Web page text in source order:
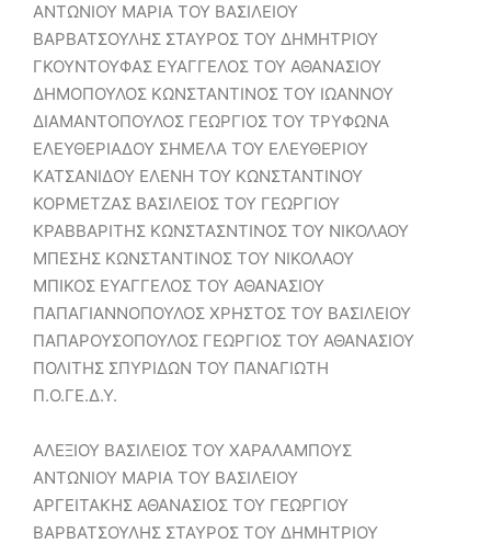
ΑΝΤΩΝΙΟΥ ΜΑΡΙΑ ΤΟΥ ΒΑΣΙΛΕΙΟΥ
ΒΑΡΒΑΤΣΟΥΛΗΣ ΣΤΑΥΡΟΣ ΤΟΥ ΔΗΜΗΤΡΙΟΥ
ΓΚΟΥΝΤΟΥΦΑΣ ΕΥΑΓΓΕΛΟΣ ΤΟΥ ΑΘΑΝΑΣΙΟΥ
ΔΗΜΟΠΟΥΛΟΣ ΚΩΝΣΤΑΝΤΙΝΟΣ ΤΟΥ ΙΩΑΝΝΟΥ
ΔΙΑΜΑΝΤΟΠΟΥΛΟΣ ΓΕΩΡΓΙΟΣ ΤΟΥ ΤΡΥΦΩΝΑ
ΕΛΕΥΘΕΡΙΑΔΟΥ ΣΗΜΕΛΑ ΤΟΥ ΕΛΕΥΘΕΡΙΟΥ
ΚΑΤΣΑΝΙΔΟΥ ΕΛΕΝΗ ΤΟΥ ΚΩΝΣΤΑΝΤΙΝΟΥ
ΚΟΡΜΕΤΖΑΣ ΒΑΣΙΛΕΙΟΣ ΤΟΥ ΓΕΩΡΓΙΟΥ
ΚΡΑΒΒΑΡΙΤΗΣ ΚΩΝΣΤΑΣΝΤΙΝΟΣ ΤΟΥ ΝΙΚΟΛΑΟΥ
ΜΠΕΣΗΣ ΚΩΝΣΤΑΝΤΙΝΟΣ ΤΟΥ ΝΙΚΟΛΑΟΥ
ΜΠΙΚΟΣ ΕΥΑΓΓΕΛΟΣ ΤΟΥ ΑΘΑΝΑΣΙΟΥ
ΠΑΠΑΓΙΑΝΝΟΠΟΥΛΟΣ ΧΡΗΣΤΟΣ ΤΟΥ ΒΑΣΙΛΕΙΟΥ
ΠΑΠΑΡΟΥΣΟΠΟΥΛΟΣ ΓΕΩΡΓΙΟΣ ΤΟΥ ΑΘΑΝΑΣΙΟΥ
ΠΟΛΙΤΗΣ ΣΠΥΡΙΔΩΝ ΤΟΥ ΠΑΝΑΓΙΩΤΗ
Π.Ο.ΓΕ.Δ.Υ.
ΑΛΕΞΙΟΥ ΒΑΣΙΛΕΙΟΣ ΤΟΥ ΧΑΡΑΛΑΜΠΟΥΣ
ΑΝΤΩΝΙΟΥ ΜΑΡΙΑ ΤΟΥ ΒΑΣΙΛΕΙΟΥ
ΑΡΓΕΙΤΑΚΗΣ ΑΘΑΝΑΣΙΟΣ ΤΟΥ ΓΕΩΡΓΙΟΥ
ΒΑΡΒΑΤΣΟΥΛΗΣ ΣΤΑΥΡΟΣ ΤΟΥ ΔΗΜΗΤΡΙΟΥ